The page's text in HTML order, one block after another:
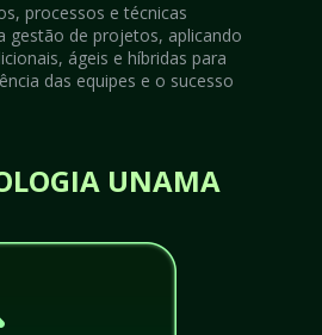
processos e técnicas
gestão de projetos, aplicando
ágeis e híbridas para
das equipes e o sucesso
UNAMA